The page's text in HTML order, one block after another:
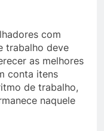
com
trabalho deve
as melhores
conta itens
de trabalho,
naquele